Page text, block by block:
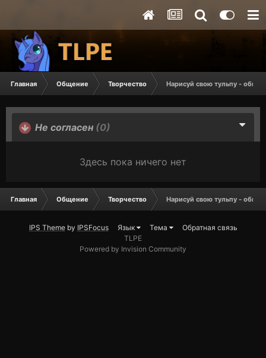
Главная Общение Творчество Нарисуй свою тульпу -
Не согласен (0)
Здесь пока ничего нет
Главная Общение Творчество Нарисуй свою тульпу -
IPS Themeby IPSFocus Язык Тема
Обратная связь
TLPE
Powered by Invision Community